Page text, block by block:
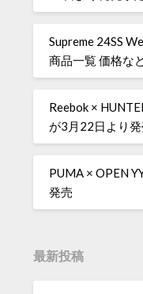
Supreme 24SS
商品一覧 価格な
Reebok ×
が3月22日より発
PUMA × OPEN
発売
最新投稿